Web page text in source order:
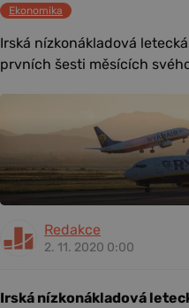
Ekonomika
Irská nízkonákladová
prvních šesti měsících
Redakce
2. 11. 2020 0:00
Irská nízkonákladová